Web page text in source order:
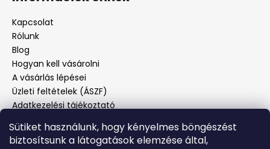
Sütiket használunk, hogy kényelmes böngészést
biztosítsunk a látogatások elemzése által,
Kapcsolat
Rólunk
Blog
Hogyan kell vásárolni
A vásárlás lépései
Üzleti feltételek (ÁSZF)
Adatkezelési tájékoztató
Panaszjelenté